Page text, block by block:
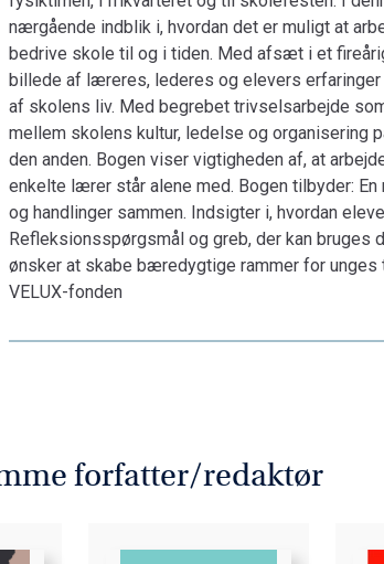
nærgående indblik i, hvordan det er muligt at
bedrive skole til og i tiden. Med afsæt i et
billede af læreres, lederes og elevers
af skolens liv. Med begrebet trivselsarbejde
mellem skolens kultur, ledelse og organisering
den anden. Bogen viser vigtigheden af, at
enkelte lærer står alene med. Bogen tilbyder:
og handlinger sammen. Indsigter i, hvordan
Refleksionsspørgsmål og greb, der kan
ønsker at skabe bæredygtige rammer for
VELUX-fonden
forfatter/redaktør